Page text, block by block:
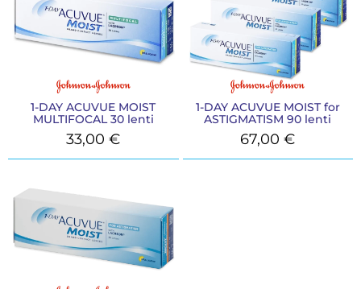
1-DAY ACUVUE MOIST
MULTIFOCAL 30 lenti
33,00€
1-DAY ACUVUE MOIST for
ASTIGMATISM 90 lenti
67,00€